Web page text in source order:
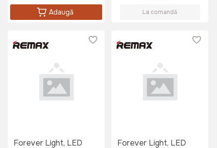
Adaugă La comandă
Forever Light, LED
Forever Light, LED